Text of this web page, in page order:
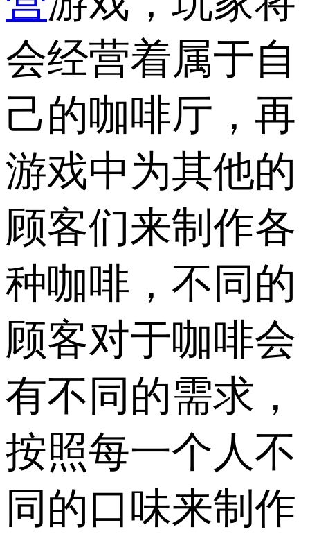
会经营着属于自
己的咖啡厅，再
游戏中为其他的
顾客们来制作各
种咖啡，不同的
顾客对于咖啡会
有不同的需求，
按照每一个人不
同的口味来制作